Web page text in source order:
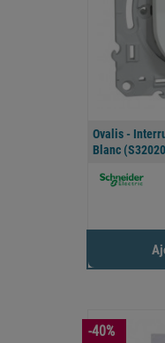
Ovalis -
Blanc
-40%